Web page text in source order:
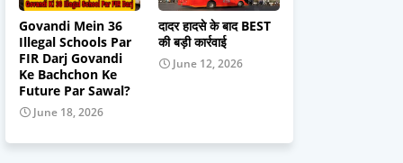
Govandi Mein 36
Illegal Schools Par
FIR Darj Govandi
Ke Bachchon Ke
Future Par Sawal?
June 18, 2026
दादर हादसे के बाद BEST
की बड़ी कार्रवाई
June 12, 2026